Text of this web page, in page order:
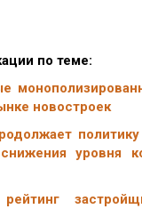
по теме:
новостроек
политику
уровня
рейтинг